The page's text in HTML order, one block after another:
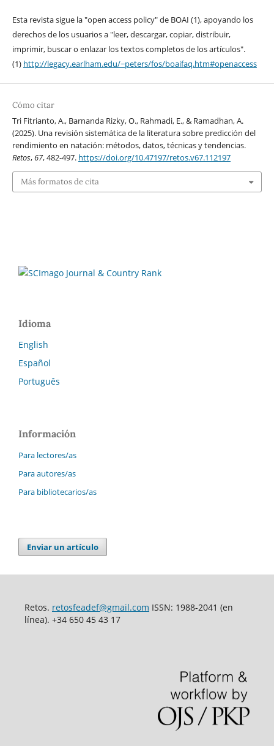
Esta revista sigue la "open access policy" de BOAI (1), apoyando los
derechos de los usuarios a "leer, descargar, copiar, distribuir,
imprimir, buscar o enlazar los textos completos de los artículos".
(1) http://legacy.earlham.edu/~peters/fos/boaifaq.htm#openaccess
Cómo citar
Tri Fitrianto, A., Barnanda Rizky, O., Rahmadi, E., & Ramadhan, A.
(2025). Una revisión sistemática de la literatura sobre predicción del
rendimiento en natación: métodos, datos, técnicas y tendencias.
Retos,67, 482-497. https://doi.org/10.47197/retos.v67.112197
Más formatos de cita
Idioma
English
Español
Português
Información
Para lectores/as
Para autores/as
Para bibliotecarios/as
Enviar un artículo
Retos. retosfeadef@gmail.com ISSN: 1988-2041 (en
línea). +34 650 45 43 17